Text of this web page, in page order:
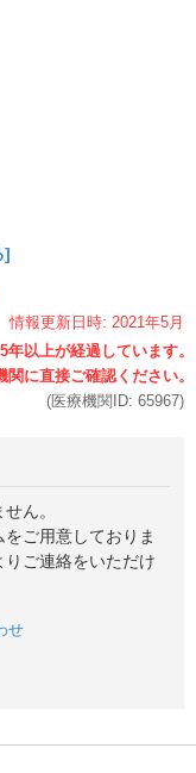
]
情報更新日時: 2021年5月
(医療機関ID: 65967)
ん。
ご用意しておりま
ご連絡をいただけ
せ